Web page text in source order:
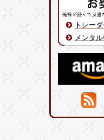
トレー
メンタ